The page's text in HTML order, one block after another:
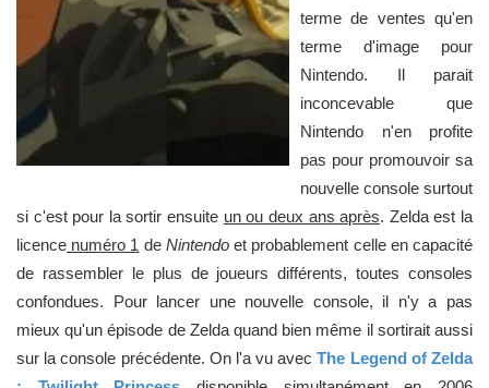
terme de ventes qu'en
terme d'image pour
Nintendo. Il parait
inconcevable que
Nintendo n'en profite
pas pour promouvoir sa
nouvelle console surtout
si c'est pour la sortir ensuite un ou deux ans après. Zelda est la
licence numéro 1 de Nintendoet probablement celle en capacité
de rassembler le plus de joueurs différents, toutes consoles
confondues. Pour lancer une nouvelle console, il n'y a pas
mieux qu'un épisode de Zelda quand bien même il sortirait aussi
sur la console précédente. On l'a vu avecThe Legend of Zelda